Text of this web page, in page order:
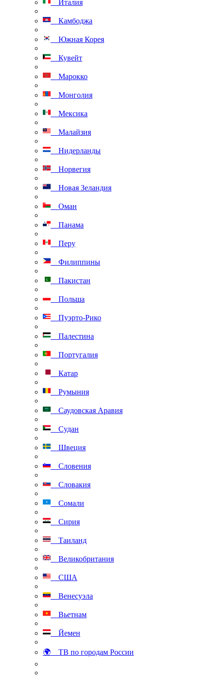
Италия
Камбоджа
Южная Корея
Кувейт
Марокко
Монголия
Мексика
Малайзия
Нидерланды
Норвегия
Новая Зеландия
Оман
Панама
Перу
Филиппины
Пакистан
Польша
Пуэрто-Рико
Палестина
Португалия
Катар
Румыния
Саудовская Аравия
Судан
Швеция
Словения
Словакия
Сомали
Сирия
Таиланд
Великобритания
США
Венесуэла
Вьетнам
Йемен
🌍 ТВ по городам России